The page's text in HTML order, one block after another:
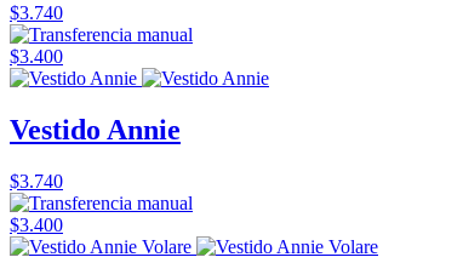
$3.740
$3.400
Vestido Annie
$3.740
$3.400